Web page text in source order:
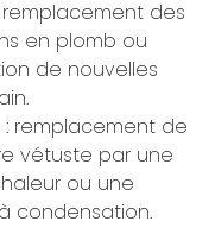
remplacement des
en plomb ou
de nouvelles
remplacement de
vétuste par une
ou une
condensation.